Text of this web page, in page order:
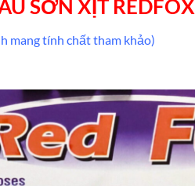
SƠN XỊT REDFOX
mang tính chất tham khảo)